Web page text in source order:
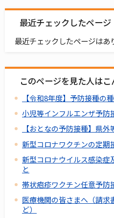
最近チェックしたページ
最近チェックしたページはあ
このページを見た人は
【令和8年度】予防接種の
小児等インフルエンザ予防
【おとなの予防接種】県
新型コロナワクチンの定期
新型コロナウイルス感染症
と
帯状疱疹ワクチン任意予防
医療機関の皆さまへ（請
ど）